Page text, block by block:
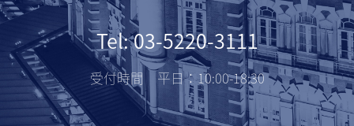
Tel: 03-5220-3111
受付時間 平日：10:00-18:30